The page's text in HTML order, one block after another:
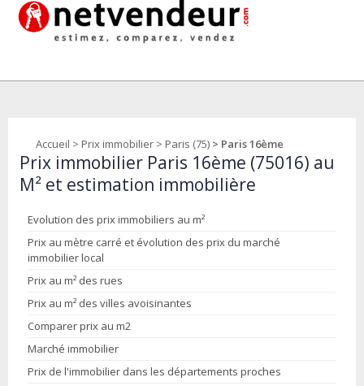
Accueil > Prix immobilier > Paris (75) > Paris 16ème
Prix immobilier Paris 16ème (75016) au
M² et estimation immobilière
Evolution des prix immobiliers au m²
Prix au mètre carré et évolution des prix du marché
immobilier local
Prix au m² des rues
Prix au m² des villes avoisinantes
Comparer prix au m2
Marché immobilier
Prix de l'immobilier dans les départements proches